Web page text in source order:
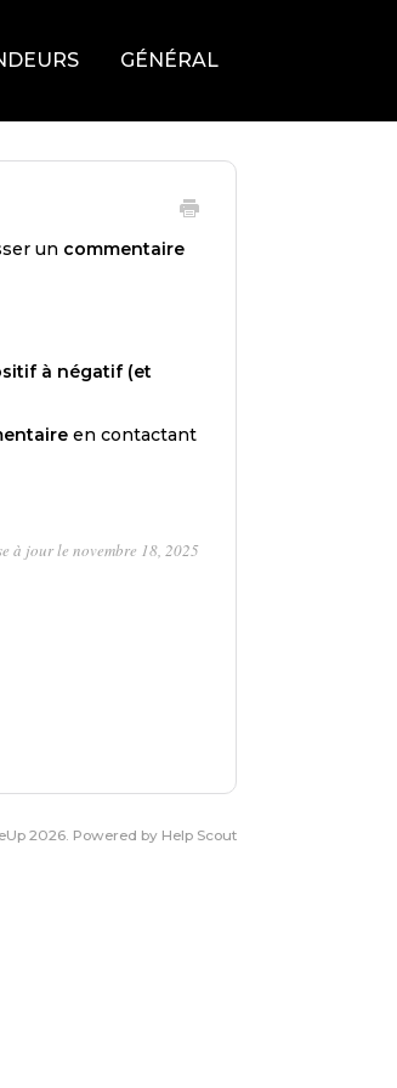
GÉNÉRAL
un commentaire
à négatif (et
en contactant
à jour le novembre 18, 2025
2026. Powered by Help Scout